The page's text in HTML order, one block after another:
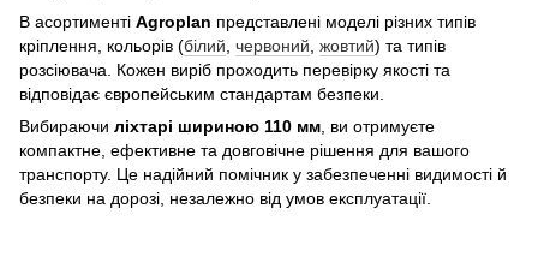
В асортименті Agroplan представлені моделі різних типів
кріплення, кольорів (білий червоний жовтий) та типів
розсіювача. Кожен виріб проходить перевірку якості та
відповідає європейським стандартам безпеки.
Вибираючи ліхтарі шириною 110 мм , ви отримуєте
компактне, ефективне та довговічне рішення для вашого
транспорту. Це надійний помічник у забезпеченні видимості й
безпеки на дорозі, незалежно від умов експлуатації.